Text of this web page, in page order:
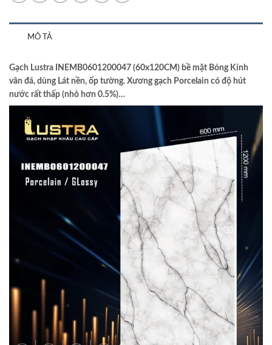
MÔ TẢ
Gạch Lustra INEMB0601200047 (60x120CM) bề mặt Bóng Kính
vân đá, dùng Lát nền, ốp tường. Xương gạch Porcelain có độ hút
nước rất thấp (nhỏ hơn 0.5%)…